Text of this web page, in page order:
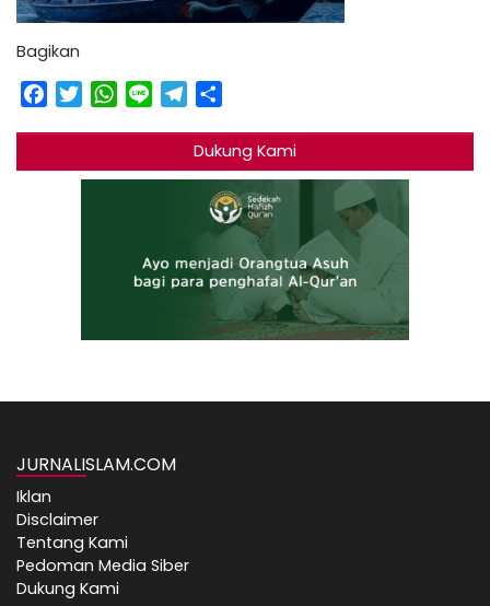
Bagikan
Facebook
TwitterWhatsApp
Line Telegram
Dukung Kami
JURNALISLAM.COM
Iklan
Disclaimer
Tentang Kami
Pedoman Media Siber
Dukung Kami